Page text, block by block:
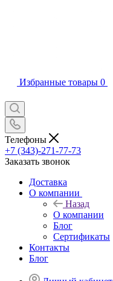
Избранные товары 0
Телефоны
+7 (343)-271-77-73
Заказать звонок
Доставка
О компании
Назад
О компании
Блог
Сертификаты
Контакты
Блог